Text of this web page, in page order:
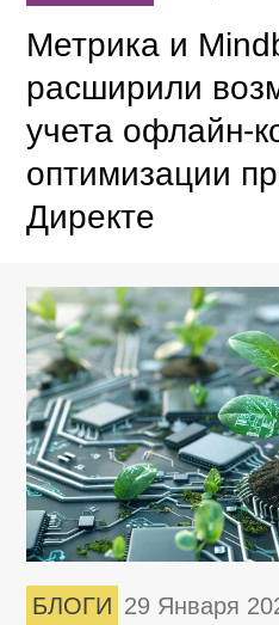
Метрика и
расширили
учета офлайн-
оптимизации
Директе
БЛОГИ 29 Января